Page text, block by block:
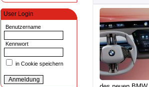
User Login
Benutzername
Kennwort
in Cookie speichern